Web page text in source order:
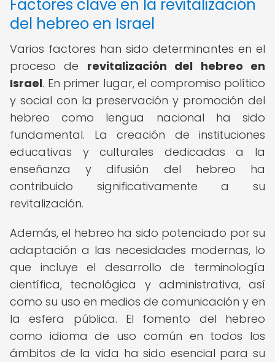
Factores clave en la revitalización
del hebreo en Israel
Varios factores han sido determinantes en el
proceso de revitalización del hebreo en
Israel. En primer lugar, el compromiso político
y social con la preservación y promoción del
hebreo como lengua nacional ha sido
fundamental. La creación de instituciones
educativas y culturales dedicadas a la
enseñanza y difusión del hebreo ha
contribuido significativamente a su
revitalización.
Además, el hebreo ha sido potenciado por su
adaptación a las necesidades modernas, lo
que incluye el desarrollo de terminología
científica, tecnológica y administrativa, así
como su uso en medios de comunicación y en
la esfera pública. El fomento del hebreo
como idioma de uso común en todos los
ámbitos de la vida ha sido esencial para su